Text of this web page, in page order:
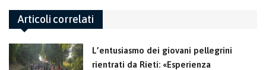
Articoli correlati
L’entusiasmo dei giovani pellegrini
rientrati da Rieti: «Esperienza